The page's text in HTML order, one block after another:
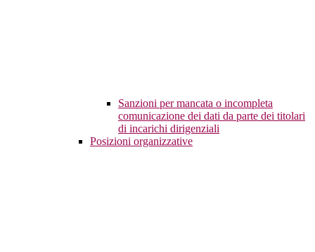
Sanzioni per mancata o incompleta
comunicazione dei dati da parte dei titolari
di incarichi dirigenziali
Posizioni organizzative